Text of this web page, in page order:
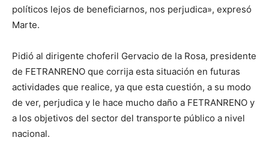
políticos lejos de beneficiarnos, nos perjudica», expresó
Marte.
Pidió al dirigente choferil Gervacio de la Rosa, presidente
de FETRANRENO que corrija esta situación en futuras
actividades que realice, ya que esta cuestión, a su modo
de ver, perjudica y le hace mucho daño a FETRANRENO y
a los objetivos del sector del transporte público a nivel
nacional.